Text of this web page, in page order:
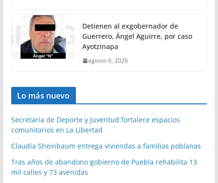
Detienen al exgobernador de
Guerrero, Ángel Aguirre, por caso
Ayotzinapa
agosto 6, 2026
Lo más nuevo
Secretaría de Deporte y Juventud fortalece espacios
comunitarios en La Libertad
Claudia Sheinbaum entrega viviendas a familias poblanas
Tras años de abandono gobierno de Puebla rehabilita 13
mil calles y 73 avenidas